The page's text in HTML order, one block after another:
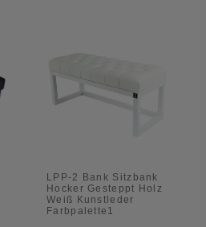
LPP-2 Bank Sitzbank
Hocker Gesteppt Holz
Weiß Kunstleder
Farbpalette1